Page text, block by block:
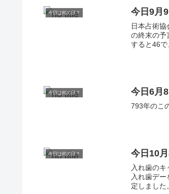
今日は何の日？ 今日9月
日本占術
の終末の予
すると46
今日は何の日？ 今日6月
793年のこ
今日は何の日？ 今日10
入れ歯の
入れ歯デ
定しました